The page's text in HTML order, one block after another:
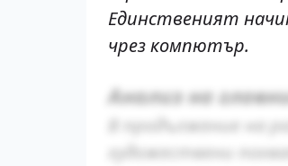
Единственият
чрез компютър.
Анализ на
В продължение на
художествени